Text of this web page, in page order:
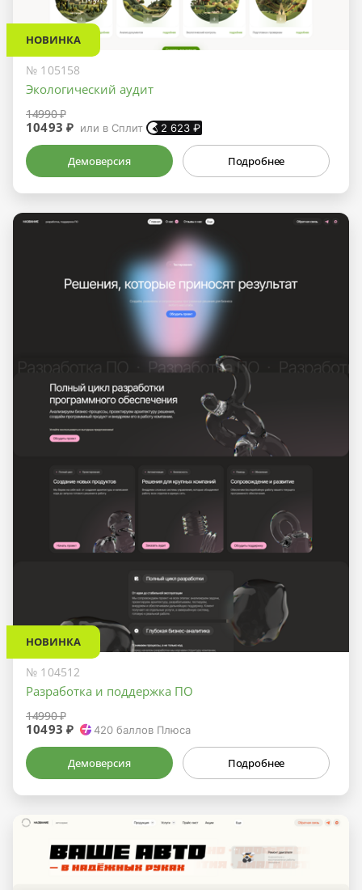
НОВИНКА
№ 105158
Экологический аудит
14990 ₽
10493 ₽ или в Сплит 2 623 ₽
Демоверсия Подробнее
НОВИНКА
№ 104512
Разработка и поддержка ПО
14990 ₽
10493 ₽ 420 баллов Плюса
Демоверсия Подробнее